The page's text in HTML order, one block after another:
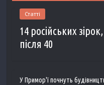
Статті
14 російських
після 40
У Примор'ї почнуть